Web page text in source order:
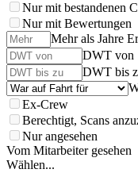
Nur mit bestandenen
Nur mit Bewertungen
Mehr als Jahre
DWT von
DWT bis
Ex-Crew
Berechtigt, Scans
Nur angesehen
Vom Mitarbeiter gesehen
Wählen...